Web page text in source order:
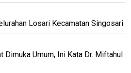
Losari Kecamatan Singosari
Dimuka Umum, Ini Kata Dr. Miftahul